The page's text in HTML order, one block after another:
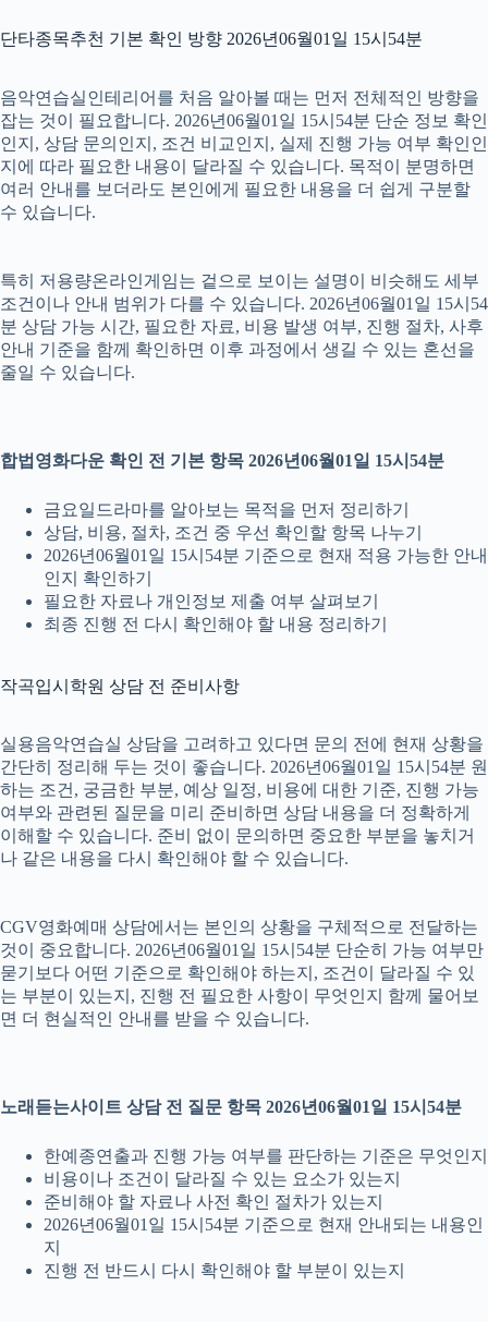
단타종목추천 기본 확인 방향 2026년06월01일 15시54분
음악연습실인테리어를 처음 알아볼 때는 먼저 전체적인 방향을
잡는 것이 필요합니다. 2026년06월01일 15시54분 단순 정보 확인
인지, 상담 문의인지, 조건 비교인지, 실제 진행 가능 여부 확인인
지에 따라 필요한 내용이 달라질 수 있습니다. 목적이 분명하면
여러 안내를 보더라도 본인에게 필요한 내용을 더 쉽게 구분할
수 있습니다.
특히 저용량온라인게임는 겉으로 보이는 설명이 비슷해도 세부
조건이나 안내 범위가 다를 수 있습니다. 2026년06월01일 15시54
분 상담 가능 시간, 필요한 자료, 비용 발생 여부, 진행 절차, 사후
안내 기준을 함께 확인하면 이후 과정에서 생길 수 있는 혼선을
줄일 수 있습니다.
합법영화다운 확인 전 기본 항목 2026년06월01일 15시54분
금요일드라마를 알아보는 목적을 먼저 정리하기
상담, 비용, 절차, 조건 중 우선 확인할 항목 나누기
2026년06월01일 15시54분 기준으로 현재 적용 가능한 안내
인지 확인하기
필요한 자료나 개인정보 제출 여부 살펴보기
최종 진행 전 다시 확인해야 할 내용 정리하기
작곡입시학원 상담 전 준비사항
실용음악연습실 상담을 고려하고 있다면 문의 전에 현재 상황을
간단히 정리해 두는 것이 좋습니다. 2026년06월01일 15시54분 원
하는 조건, 궁금한 부분, 예상 일정, 비용에 대한 기준, 진행 가능
여부와 관련된 질문을 미리 준비하면 상담 내용을 더 정확하게
이해할 수 있습니다. 준비 없이 문의하면 중요한 부분을 놓치거
나 같은 내용을 다시 확인해야 할 수 있습니다.
CGV영화예매 상담에서는 본인의 상황을 구체적으로 전달하는
것이 중요합니다. 2026년06월01일 15시54분 단순히 가능 여부만
묻기보다 어떤 기준으로 확인해야 하는지, 조건이 달라질 수 있
는 부분이 있는지, 진행 전 필요한 사항이 무엇인지 함께 물어보
면 더 현실적인 안내를 받을 수 있습니다.
노래듣는사이트 상담 전 질문 항목 2026년06월01일 15시54분
한예종연출과 진행 가능 여부를 판단하는 기준은 무엇인지
비용이나 조건이 달라질 수 있는 요소가 있는지
준비해야 할 자료나 사전 확인 절차가 있는지
2026년06월01일 15시54분 기준으로 현재 안내되는 내용인
지
진행 전 반드시 다시 확인해야 할 부분이 있는지